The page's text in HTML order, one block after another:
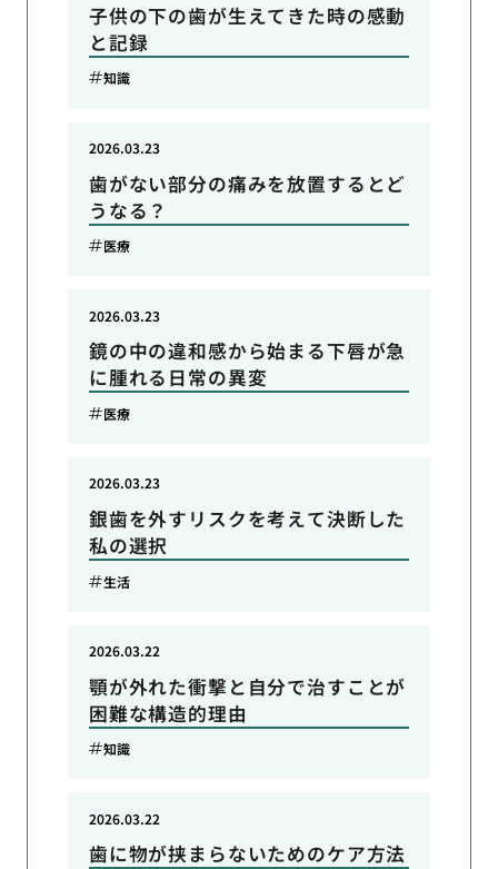
子供の下の歯が生えてきた時の感動
と記録
知識
歯がない部分の痛みを放置するとど
うなる？
2026.03.23
医療
鏡の中の違和感から始まる下唇が急
に腫れる日常の異変
2026.03.23
医療
銀歯を外すリスクを考えて決断した
私の選択
2026.03.23
生活
顎が外れた衝撃と自分で治すことが
困難な構造的理由
2026.03.22
知識
歯に物が挟まらないためのケア方法
2026.03.22